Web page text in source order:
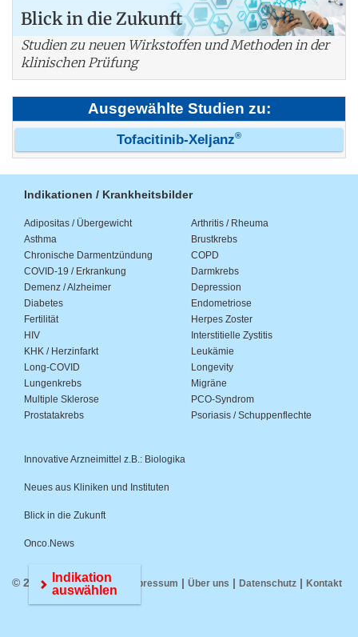
Blick in die Zukunft
Studien zu neuen Wirkstoffen und Methoden in der
klinischen Prüfung
Ausgewählte Studien zu:
Tofacitinib-Xeljanz®
Indikationen / Krankheitsbilder
Adipositas / Übergewicht
Arthritis / Rheuma
Asthma
Brustkrebs
Chronische Darmentzündung
COPD
COVID-19 / Erkrankung
Darmkrebs
Demenz / Alzheimer
Depression
Diabetes
Endometriose
Fertilität
Herpes Zoster
HIV
Interstitielle Zystitis
KHK / Herzinfarkt
Leukämie
Long-COVID
Longevity
Lungenkrebs
Migräne
Multiple Sklerose
PCO-Syndrom
Prostatakrebs
Psoriasis / Schuppenflechte
Innovative Arzneimittel z.B.: Biologika
Neues aus Kliniken und Instituten
Blick in die Zukunft
Onco.News
© 2026 Medwiss.de | Impressum | Über uns | Datenschutz | Kontakt
Indikation
auswählen